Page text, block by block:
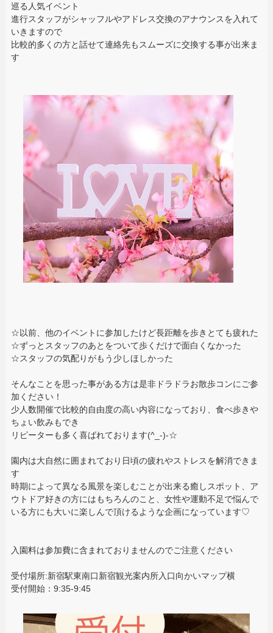
巡る人気イベント
進行スタッフがシャッフルやアドレス交換のアナウンスを入れて
いきますので
比較的多くの方と話せて連絡先もスムーズに交換する事が出来ま
す
☆以前、他のイベントに参加したけど長距離を歩きとても疲れた
☆ずっとスタッフのあとをついて歩くだけで面白くなかった
☆スタッフの気配りがもう少しほしかった
そんなことを思った事がある方は是非ドラドラお散歩コンにご参
加ください！
少人数開催で比較的自由度の高い内容になっており、食べ歩きや
ちょい飲みもでき
リピーターも多く喜ばれております(^_-)-☆
園内は大自然に囲まれており日頃の疲れやストレスを解消できま
す
時期によって異なる風景を楽しむことが出来る癒しスポット、ア
ウトドア好きの方にはもちろんのこと、女性や運動不足で悩んで
いる方にも大いに楽しんで頂けるような企画になっています♡
入園料は参加費に含まれておりませんのでご注意ください
受付場所:新宿駅東南口新宿観光案内所入口向かいマップ横
受付開始：9:35-9:45